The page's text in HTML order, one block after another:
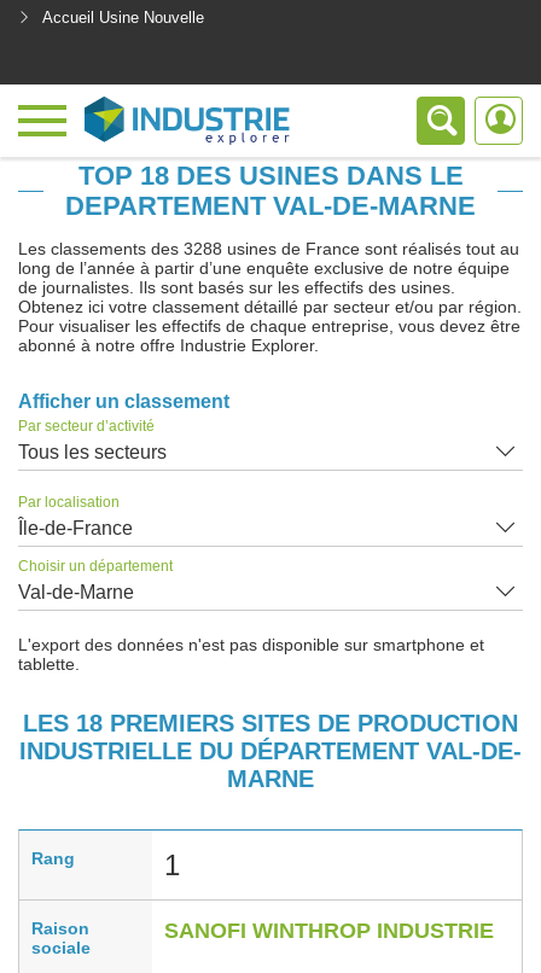
Accueil Usine Nouvelle
TOP 18 DES USINES DANS LE
DEPARTEMENT VAL-DE-MARNE
Les classements des 3288 usines de France sont réalisés tout au
long de l’année à partir d’une enquête exclusive de notre équipe
de journalistes. Ils sont basés sur les effectifs des usines.
Obtenez ici votre classement détaillé par secteur et/ou par région.
Pour visualiser les effectifs de chaque entreprise, vous devez être
abonné à notre offre Industrie Explorer.
Afficher un classement
Par secteur d’activité
Tous les secteurs
Par localisation
Île-de-France
Choisir un département
Val-de-Marne
L'export des données n'est pas disponible sur smartphone et
tablette.
LES 18 PREMIERS SITES DE PRODUCTION
INDUSTRIELLE DU DÉPARTEMENT VAL-DE-
MARNE
Rang 1
Raison
sociale
SANOFI WINTHROP INDUSTRIE